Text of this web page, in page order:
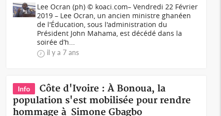
Lee Ocran (ph) © koaci.com– Vendredi 22 Février
2019 – Lee Ocran, un ancien ministre ghanéen
de l'Éducation, sous l'administration du
Président John Mahama, est décédé dans la
soirée d’h...
il y a 7 ans
Info
Côte d'Ivoire : À Bonoua, la
population s'est mobilisée pour rendre
hommage à Simone Gbagbo